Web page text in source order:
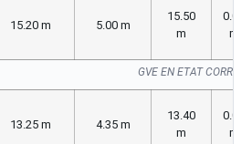
15.20 m 5.00 m
15.50
m
0.00
m
GVE EN ETAT
13.25 m 4.35 m
13.40
m
0.00
m